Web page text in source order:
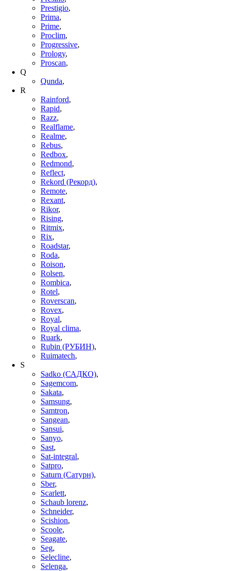
Prestigio,
Prima,
Prime,
Proclim,
Progressive,
Prology,
Proscan,
Q
Qunda,
R
Rainford,
Rapid,
Razz,
Realflame,
Realme,
Rebus,
Redbox,
Redmond,
Reflect,
Rekord (Рекорд),
Remote,
Rexant,
Rikor,
Rising,
Ritmix,
Rix,
Roadstar,
Roda,
Roison,
Rolsen,
Rombica,
Rotel,
Roverscan,
Rovex,
Royal,
Royal clima,
Ruark,
Rubin (РУБИН),
Ruimatech,
S
Sadko (САДКО),
Sagemcom,
Sakata,
Samsung,
Samtron,
Sangean,
Sansui,
Sanyo,
Sast,
Sat-integral,
Satpro,
Saturn (Сатурн),
Sber,
Scarlett,
Schaub lorenz,
Schneider,
Scishion,
Scoole,
Seagate,
Seg,
Selecline,
Selenga,